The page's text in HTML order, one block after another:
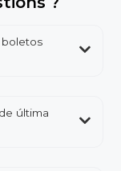
última